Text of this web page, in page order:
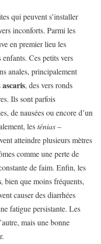
qui peuvent s’installer
inconforts. Parmi les
en premier lieu les
Ces petits vers
anales, principalement
ascaris, des vers ronds
Ils sont parfois
de nausées ou encore d’un
lesténias–
atteindre plusieurs mètres
comme une perte de
de faim. Enfin, les
, bien que moins fréquents,
causer des diarrhées
fatigue persistante. Les
mais une bonne